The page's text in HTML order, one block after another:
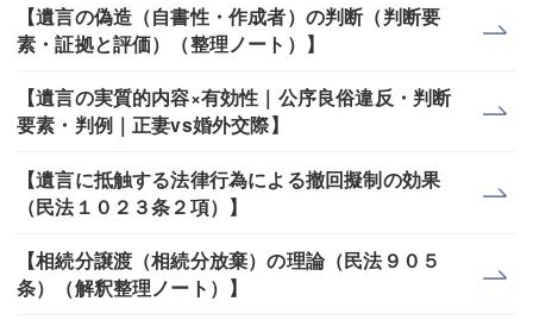
【遺言の偽造（自書性・作成者）の判断（判断要
素・証拠と評価）（整理ノート）】
【遺言の実質的内容×有効性｜公序良俗違反・判断
要素・判例｜正妻vs婚外交際】
【遺言に抵触する法律行為による撤回擬制の効果
（民法１０２３条２項）】
【相続分譲渡（相続分放棄）の理論（民法９０５
条）（解釈整理ノート）】